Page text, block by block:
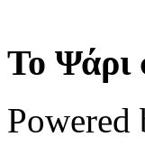
Το Ψάρι
Powered